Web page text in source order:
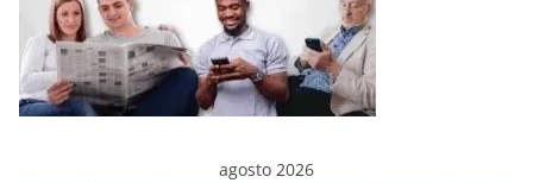
agosto 2026